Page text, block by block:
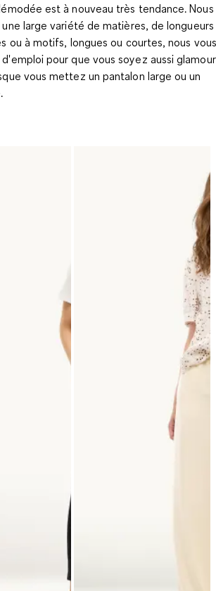
est à nouveau très tendance. Nous
une large variété de matières, de longueurs
ou à motifs, longues ou courtes, nous vous
pour que vous soyez aussi glamour
vous mettez un pantalon large ou un